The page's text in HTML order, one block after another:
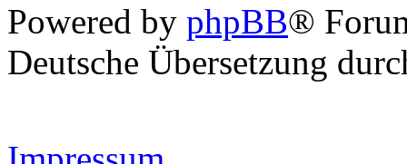
Powered by phpBB®
Deutsche Übersetzung